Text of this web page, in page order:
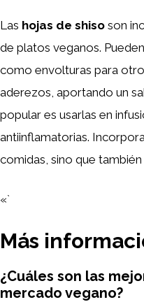
Las hojas de shiso son
de platos veganos.
como envolturas para
aderezos, aportando un
popular es usarlas en
antiinflamatorias.
comidas, sino que
«`
Más
¿Cuáles son las
mercado vegano?